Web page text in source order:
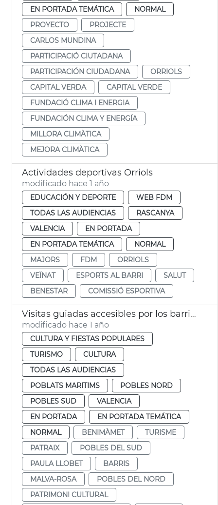
EN PORTADA TEMÁTICA
NORMAL
PROYECTO
PROJECTE
CARLOS MUNDINA
PARTICIPACIÓ CIUTADANA
PARTICIPACIÓN CIUDADANA
ORRIOLS
CAPITAL VERDA
CAPITAL VERDE
FUNDACIÓ CLIMA I ENERGIA
FUNDACIÓN CLIMA Y ENERGÍA
MILLORA CLIMÀTICA
MEJORA CLIMÀTICA
Actividades deportivas Orriols
modificado hace 1 año
EDUCACIÓN Y DEPORTE
WEB FDM
TODAS LAS AUDIENCIAS
RASCANYA
VALENCIA
EN PORTADA
EN PORTADA TEMÁTICA
NORMAL
MAJORS
FDM
ORRIOLS
VEÏNAT
ESPORTS AL BARRI
SALUT
BENESTAR
COMISSIÓ ESPORTIVA
Visitas guiadas accesibles por los barrios de la ciudad
modificado hace 1 año
CULTURA Y FIESTAS POPULARES
TURISMO
CULTURA
TODAS LAS AUDIENCIAS
POBLATS MARITIMS
POBLES NORD
POBLES SUD
VALENCIA
EN PORTADA
EN PORTADA TEMÁTICA
NORMAL
BENIMÀMET
TURISME
PATRAIX
POBLES DEL SUD
PAULA LLOBET
BARRIS
MALVA-ROSA
POBLES DEL NORD
PATRIMONI CULTURAL